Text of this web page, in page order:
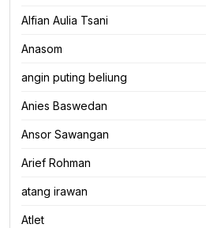
Alfian Aulia Tsani
Anasom
angin puting beliung
Anies Baswedan
Ansor Sawangan
Arief Rohman
atang irawan
Atlet